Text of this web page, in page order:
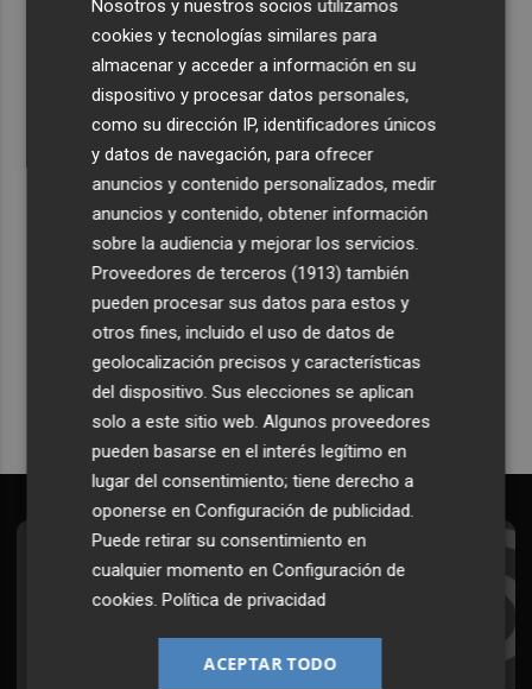
Luz verde a una inversión de casi 50.000 euros para
renovar las dos pistas deportivas de Abenarabi en
Murcia
Recibe toda la actualidad de
Plaza Podcast en tu correo
Quiero suscribirme
Suscríbete al Boletín
Todos los días a primera hora en tu email
¡Quiero suscribirme!
Nosotros y nuestros socios utilizamos
cookies y tecnologías similares para
almacenar y acceder a información en su
dispositivo y procesar datos personales,
como su dirección IP, identificadores únicos
y datos de navegación, para ofrecer
anuncios y contenido personalizados, medir
anuncios y contenido, obtener información
sobre la audiencia y mejorar los servicios.
Proveedores de terceros (1913) también
pueden procesar sus datos para estos y
otros fines, incluido el uso de datos de
geolocalización precisos y características
del dispositivo. Sus elecciones se aplican
solo a este sitio web. Algunos proveedores
pueden basarse en el interés legítimo en
lugar del consentimiento; tiene derecho a
oponerse enConfiguración de publicidad.
Puede retirar su consentimiento en
cualquier momento enConfiguración de
cookies.Política de privacidad
ACEPTAR TODO